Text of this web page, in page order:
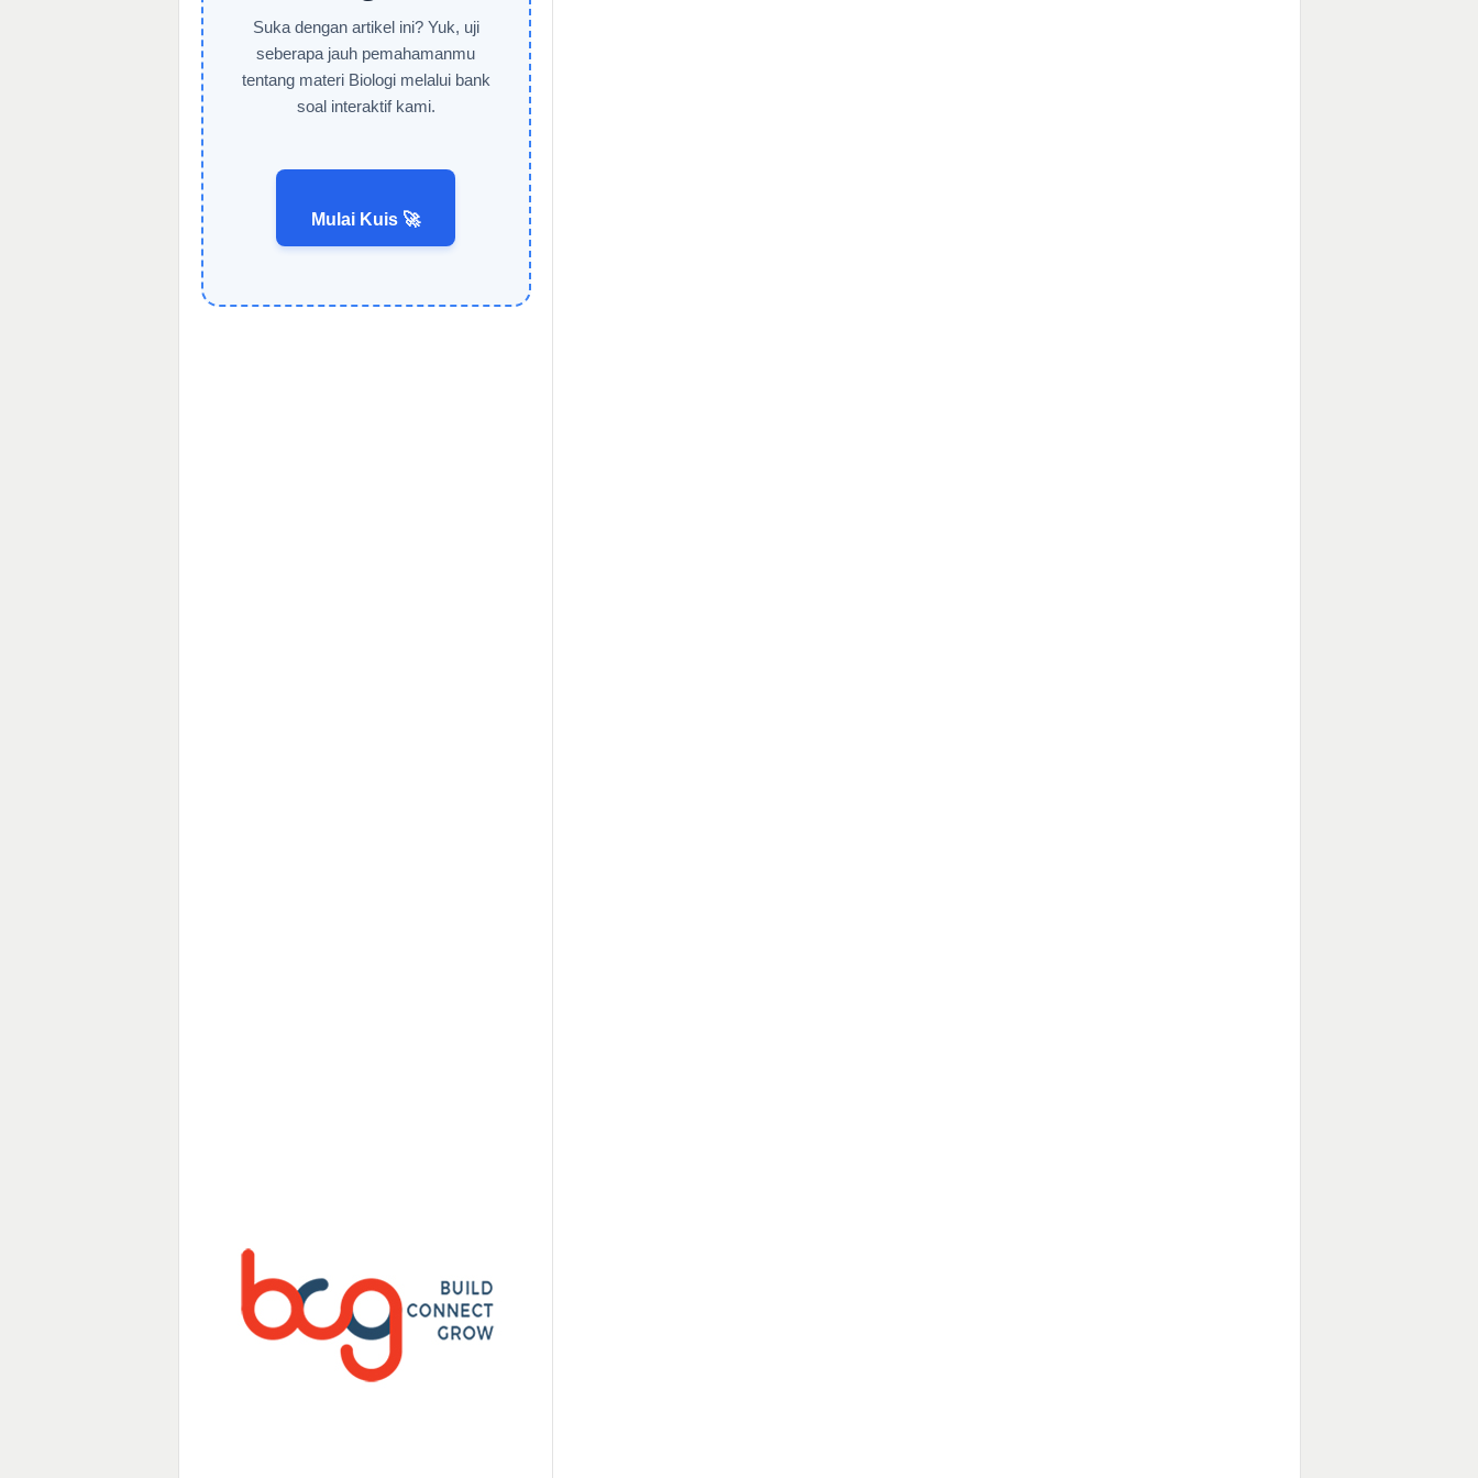
Suka dengan artikel ini? Yuk, uji
seberapa jauh pemahamanmu
tentang materi Biologi melalui bank
soal interaktif kami.
Mulai Kuis 🚀